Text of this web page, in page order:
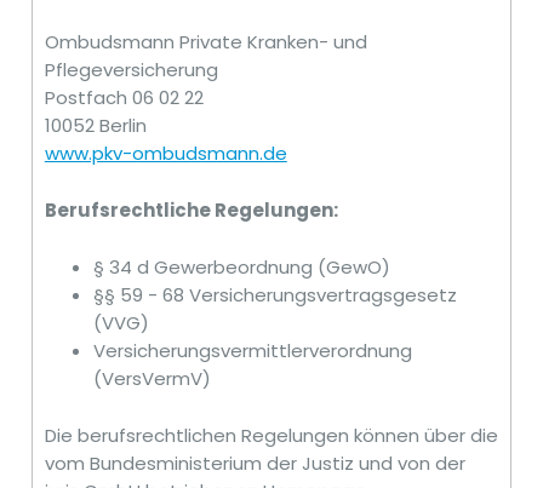
Ombudsmann Private Kranken- und
Pflegeversicherung
Postfach 06 02 22
10052 Berlin
www.pkv-ombudsmann.de
Berufsrechtliche Regelungen:
§ 34 d Gewerbeordnung (GewO)
§§ 59 - 68 Versicherungsvertragsgesetz
(VVG)
Versicherungsvermittlerverordnung
(VersVermV)
Die berufsrechtlichen Regelungen können über die
vom Bundesministerium der Justiz und von der